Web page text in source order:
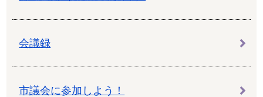
会議録
市議会に参加しよう！